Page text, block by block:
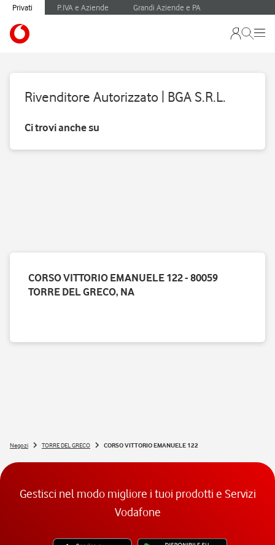
Privati P.IVA e Aziende Grandi Aziende e PA
Rivenditore Autorizzato | BGA S.R.L.
Ci trovi anche su
CORSO VITTORIO EMANUELE 122 - 80059
TORRE DEL GRECO, NA
Negozi TORRE DEL GRECO CORSO VITTORIO EMANUELE 122
Gestisci nel modo migliore i tuoi prodotti e Servizi
Vodafone